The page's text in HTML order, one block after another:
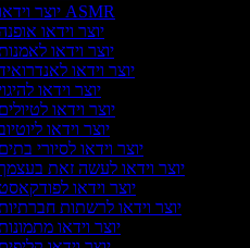
יוצר וידאו ASMR
יוצר וידאו
יוצר וידאו
יוצר וידאו
יוצר וידאו
יוצר וידאו
יוצר וידאו
יוצר וידאו לסיורי
יוצר וידאו לעשה זאת
יוצר וידאו
יוצר וידאו לרשתות
יוצר וידאו